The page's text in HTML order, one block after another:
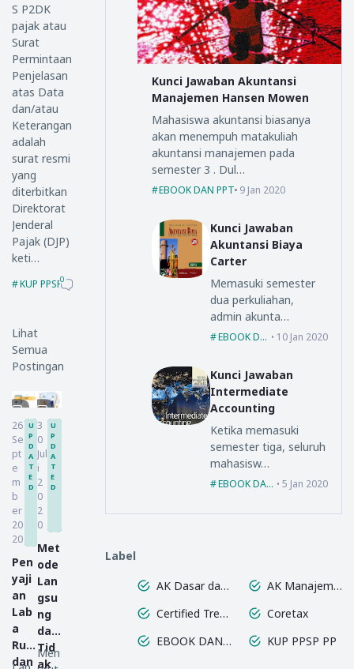
S P2DK
pajak atau
Surat
Permintaan
Penjelasan
atas Data
dan/atau
Keterangan
adalah
surat resmi
yang
diterbitkan
Direktorat
Jenderal
Pajak (DJP)
keti…
KUP PPSP PP
0
Lihat
Semua
Postingan
U
P
D
A
T
E
D
26
Se
pt
e
m
b
er
20
20
Pen
yaji
an
Lab
a
Rugi
dan
U
P
D
A
T
E
D
3
0
Jul
i
2
0
2
0
Met
ode
Lan
gsu
ng
dan
Tid
ak
Men
Kunci Jawaban Akuntansi
Manajemen Hansen Mowen
Mahasiswa akuntansi biasanya
akan menempuh matakuliah
akuntansi manajemen pada
semester 3 . Dul…
EBOOK DAN PPT 9 Jan 2020
Kunci Jawaban
Akuntansi Biaya
Carter
Memasuki semester
dua perkuliahan,
admin akunta…
EBOOK DAN PPT10 Jan 2020
Kunci Jawaban
Intermediate
Accounting
Ketika memasuki
semester tiga, seluruh
mahasisw…
EBOOK DAN PPT5 Jan 2020
Label
AK Dasar dan Menengah
AK Manajemen Lanjutan
Certified Treasury Profesional
Coretax
EBOOK DAN PPT
KUP PPSP PP